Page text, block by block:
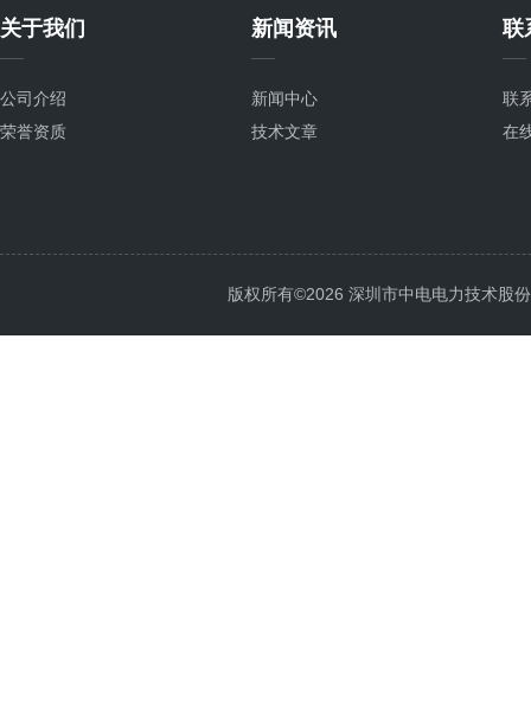
关于我们
公司介绍
荣誉资质
新闻资讯
新闻中心
技术文章
联
联
在
版权所有©2026 深圳市中电电力技术股